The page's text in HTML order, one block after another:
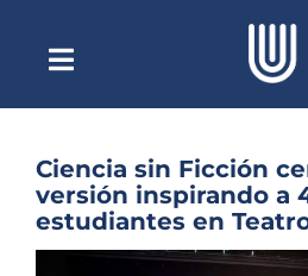
contenidoToggle
NavigationEscuchar Radio
Quiénes
Podcast
Ciencia sin Ficción
versión inspirando a
estudiantes en